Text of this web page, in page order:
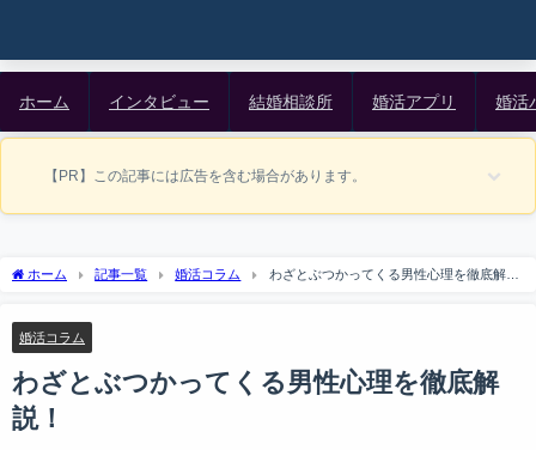
ホーム インタビュー 結婚相談所 婚活アプリ 婚活
【PR】この記事には広告を含む場合があります。
ホーム 記事一覧 婚活コラム
わざとぶつかってくる男性心理を徹底解
婚活コラム
わざとぶつかってくる男性心理を徹底解
説！